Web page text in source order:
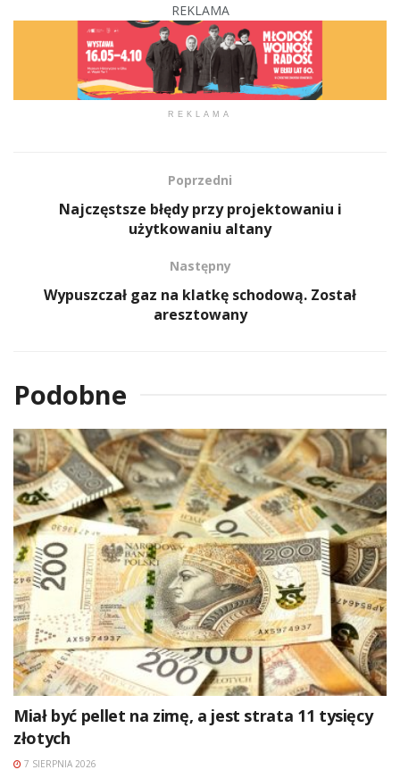
REKLAMA
REKLAMA
Poprzedni
Najczęstsze błędy przy projektowaniu i
użytkowaniu altany
Następny
Wypuszczał gaz na klatkę schodową. Został
aresztowany
Podobne
Miał być pellet na zimę, a jest strata 11 tysięcy
złotych
7 SIERPNIA 2026